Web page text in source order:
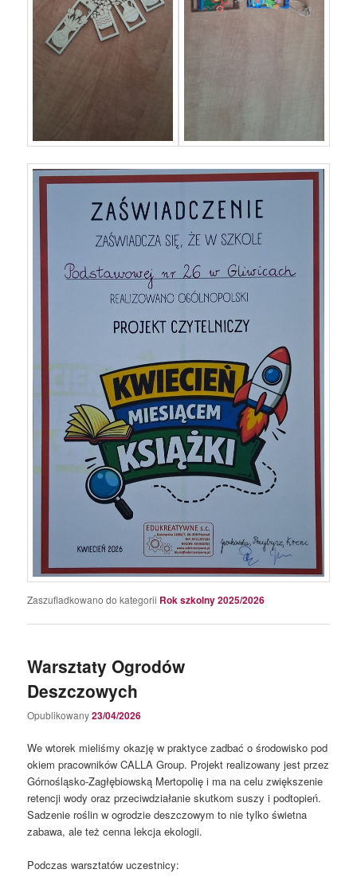
Zaszufladkowano do kategorii Rok szkolny 2025/2026
Warsztaty Ogrodów
Deszczowych
Opublikowany23/04/2026
We wtorek mieliśmy okazję w praktyce zadbać o środowisko pod
okiem pracowników CALLA Group. Projekt realizowany jest przez
Górnośląsko-Zagłębiowską Mertopolię i ma na celu zwiększenie
retencji wody oraz przeciwdziałanie skutkom suszy i podtopień.
Sadzenie roślin w ogrodzie deszczowym to nie tylko świetna
zabawa, ale też cenna lekcja ekologii.
Podczas warsztatów uczestnicy: